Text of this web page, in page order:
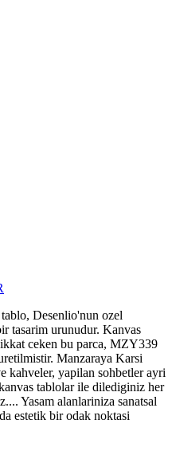
Desenlio'nun ozel
tasarim urunudur. Kanvas
ceken bu parca, MZY339
Manzaraya Karsi
kahveler, yapilan sohbetler ayri
tablolar ile dilediginiz her
Yasam alanlariniza sanatsal
estetik bir odak noktasi